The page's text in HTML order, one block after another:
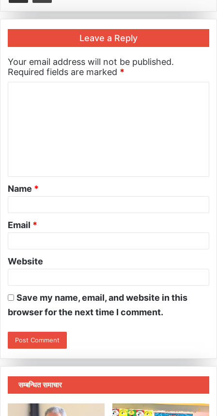
Leave a Reply
Your email address will not be published.
Required fields are marked *
Name *
Email *
Website
Save my name, email, and website in this
browser for the next time I comment.
सम्बन्धित समाचार